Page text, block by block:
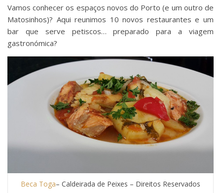
Vamos conhecer os espaços novos do Porto (e um outro de
Matosinhos)? Aqui reunimos 10 novos restaurantes e um
bar que serve petiscos… preparado para a viagem
gastronómica?
Beca Toga– Caldeirada de Peixes – Direitos Reservados